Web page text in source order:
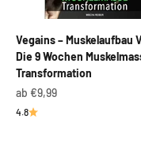
Vegains – Muskelaufbau
Die 9 Wochen
Transformation
Angebot
ab €9,99
4.8